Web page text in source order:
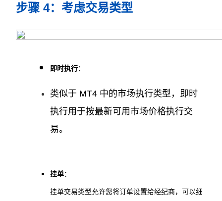
步骤 4：考虑交易类型
即时执行：
类似于 MT4 中的市场执行类型，即时
执行用于按最新可用市场价格执行交
易。
挂单：
挂单交易类型允许您将订单设置给经纪商，可以细